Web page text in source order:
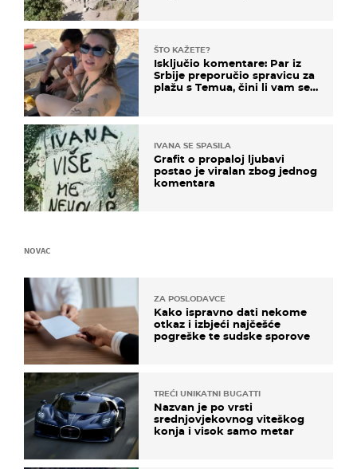
ŠTO KAŽETE?
Isključio komentare: Par iz
Srbije preporučio spravicu za
plažu s Temua, čini li vam se
IVANA SE SPASILA
Grafit o propaloj ljubavi
postao je viralan zbog jednog
komentara
NOVAC
ZA POSLODAVCE
Kako ispravno dati nekome
otkaz i izbjeći najčešće
pogreške te sudske sporove
TREĆI UNIKATNI BUGATTI
Nazvan je po vrsti
srednjovjekovnog viteškog
konja i visok samo metar